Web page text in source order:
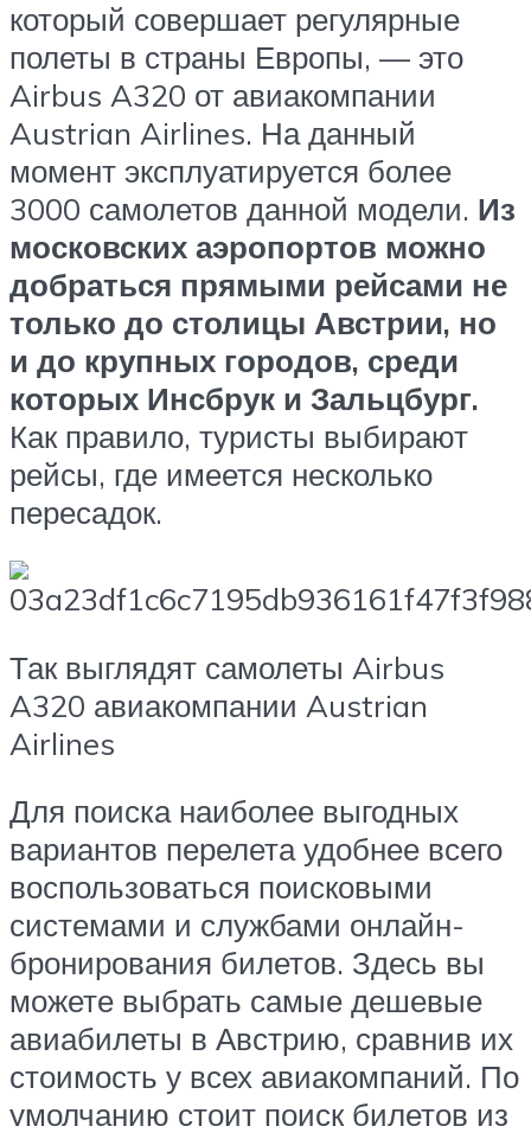
который совершает регулярные
полеты в страны Европы, — это
Airbus A320 от авиакомпании
Austrian Airlines. На данный
момент эксплуатируется более
3000 самолетов данной модели. Из
московских аэропортов можно
добраться прямыми рейсами не
только до столицы Австрии, но
и до крупных городов, среди
которых Инсбрук и Зальцбург.
Как правило, туристы выбирают
рейсы, где имеется несколько
пересадок.
Так выглядят самолеты Airbus
A320 авиакомпании Austrian
Airlines
Для поиска наиболее выгодных
вариантов перелета удобнее всего
воспользоваться поисковыми
системами и службами онлайн-
бронирования билетов. Здесь вы
можете выбрать самые дешевые
авиабилеты в Австрию, сравнив их
стоимость у всех авиакомпаний. По
умолчанию стоит поиск билетов из